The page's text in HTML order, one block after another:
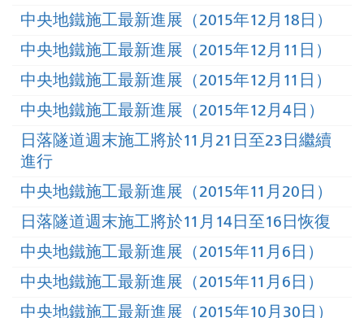
中央地鐵施工最新進展（2015年12月18日）
中央地鐵施工最新進展（2015年12月11日）
中央地鐵施工最新進展（2015年12月11日）
中央地鐵施工最新進展（2015年12月4日）
日落隧道週末施工將於11月21日至23日繼續
進行
中央地鐵施工最新進展（2015年11月20日）
日落隧道週末施工將於11月14日至16日恢復
中央地鐵施工最新進展（2015年11月6日）
中央地鐵施工最新進展（2015年11月6日）
中央地鐵施工最新進展（2015年10月30日）